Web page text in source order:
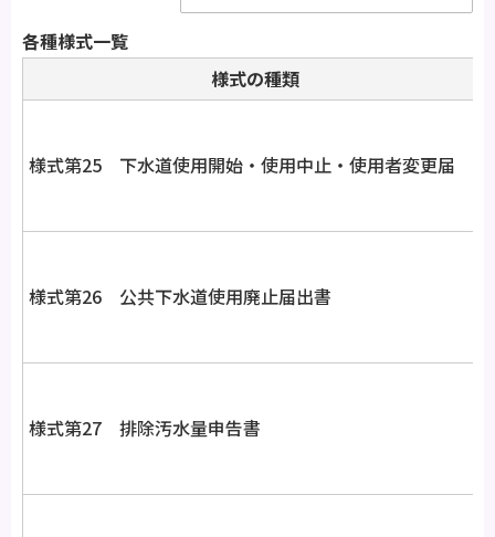
各種様式一覧
様式の種類
様式第25 下水道使用開始・使用中止・使用者変更届
様式第26 公共下水道使用廃止届出書
様式第27 排除汚水量申告書